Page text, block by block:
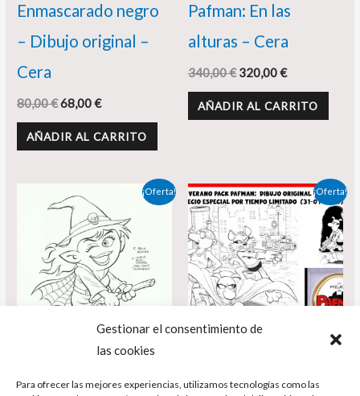
Gestionar el consentimiento de
las cookies
Para ofrecer las mejores experiencias, utilizamos tecnologías como las
Enmascarado negro
– Dibujo original –
Cera
80,00€68,00€
AÑADIR AL CARRITO
Pafman: En las
alturas – Cera
340,00€ 320,00€
AÑADIR AL CARRITO
¡Oferta!
precio
original
era:
75,00 €.
actual
es:
65,00 €.
¡Oferta!
El
precio
original
era:
90,00 €.
El
precio
actual
es:
78,00 €.